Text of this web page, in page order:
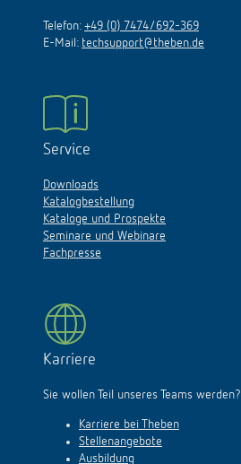
Telefon: +49 (0) 7474/692-369
E-Mail: techsupport@theben.de
Service
Downloads
Katalogbestellung
Kataloge und Prospekte
Seminare und Webinare
Fachpresse
Karriere
Sie wollen Teil unseres Teams werden?
Karriere bei Theben
Stellenangebote
Ausbildung